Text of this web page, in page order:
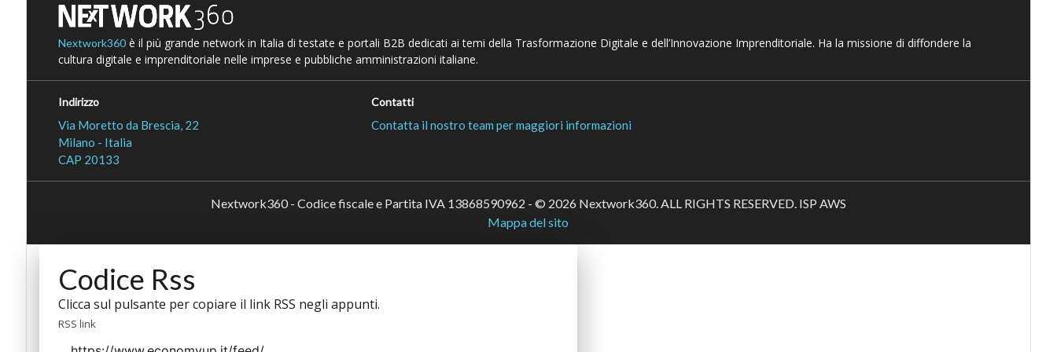
Nextwork360è il più grande network in Italia di testate e portali B2B dedicati ai temi della Trasformazione Digitale e dell’Innovazione Imprenditoriale. Ha la missione di diffondere la
cultura digitale e imprenditoriale nelle imprese e pubbliche amministrazioni italiane.
Indirizzo
Via Moretto da Brescia, 22
Milano - Italia
CAP 20133
Contatti
Contatta il nostro team per maggiori informazioni
Nextwork360 - Codice fiscale e Partita IVA 13868590962 - © 2026 Nextwork360. ALL RIGHTS RESERVED. ISP AWS
Mappa del sito
Codice Rss
Clicca sul pulsante per copiare il link RSS negli appunti.
RSS link